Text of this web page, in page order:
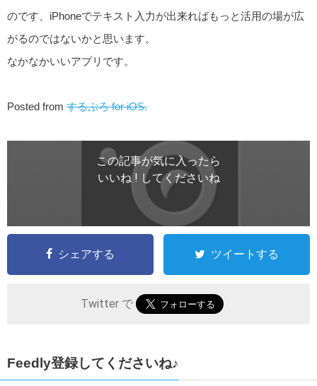
のです、iPhoneでテキスト入力が出来ればもっと活用の場が広
がるのではないかと思います。
なかなかいいアプリです。
Posted from するぷろ for iOS.
この記事が気に入ったら
いいね ! してくださいね
シェアする ツイートする
Twitter で
Feedly登録してくださいね♪